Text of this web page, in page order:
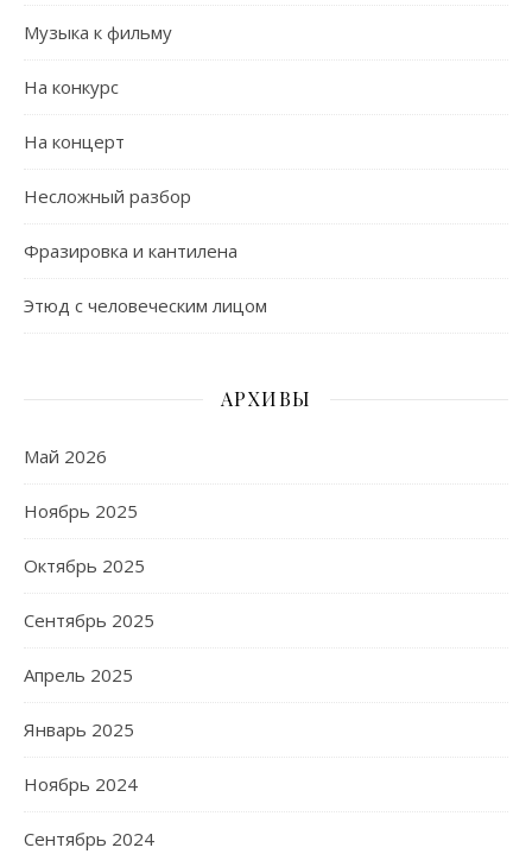
Музыка к фильму
На конкурс
На концерт
Несложный разбор
Фразировка и кантилена
Этюд с человеческим лицом
АРХИВЫ
Май 2026
Ноябрь 2025
Октябрь 2025
Сентябрь 2025
Апрель 2025
Январь 2025
Ноябрь 2024
Сентябрь 2024